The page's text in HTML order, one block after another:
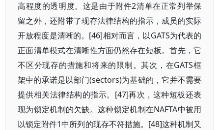
高程度的透明度。这是由于附件2清单在正常列举保
留之外，还附带了现存法律结构的指示，成员的实际
开放程度是清晰的。[46]相对而言，以GATS为代表的
正面清单模式在清晰性方面仍然存在短板。首先，它
不区分现存的措施和将来的限制。其次，在GATS框
架中的承诺是以部门(sectors)为基础的，它并不需要
提供相关法律结构的指示。[47]再次，这种短板还表
现为锁定机制的欠缺。这种锁定机制在NAFTA中被用
以锁定附件1中所列的现存不符措施。[48]这种机制又